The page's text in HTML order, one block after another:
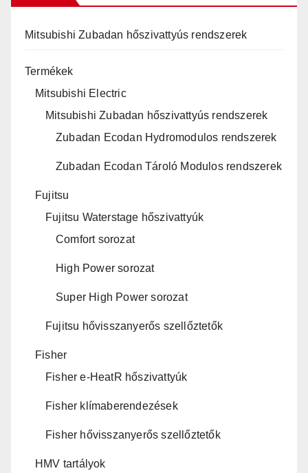
Mitsubishi Zubadan hőszivattyús rendszerek
Termékek
Mitsubishi Electric
Mitsubishi Zubadan hőszivattyús rendszerek
Zubadan Ecodan Hydromodulos rendszerek
Zubadan Ecodan Tároló Modulos rendszerek
Fujitsu
Fujitsu Waterstage hőszivattyúk
Comfort sorozat
High Power sorozat
Super High Power sorozat
Fujitsu hővisszanyerős szellőztetők
Fisher
Fisher e-HeatR hőszivattyúk
Fisher klímaberendezések
Fisher hővisszanyerős szellőztetők
HMV tartályok